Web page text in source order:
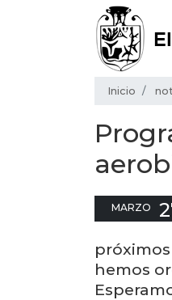
Inicio
MARZO
hemos